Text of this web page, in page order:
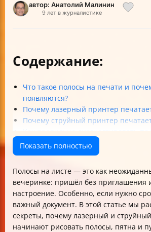
автор: Анатолий Малинин
9 лет в журналистике
Содержание:
Что такое полосы на печати и
появляются?
Почему лазерный принтер
Почему струйный принтер
полос?
Пошаговые рекомендации для
Почему появляются грязные пятна
Опасности и предостережения
FAQ: Часто задаваемые вопросы
Чек-лист по устранению полос при
Итог
Показать полностью
Полосы на листе — это как
вечеринке: пришёл без приглашения
настроение. Особенно, если нужно
важный документ. В этой статье мы
секреты, почему лазерный и
начинают рисовать полосы, пятна и